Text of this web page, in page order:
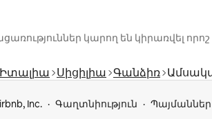
կարող են կիրառվել
Իտալիա Սիցիլիա Գանձիռ
Inc. Գաղտնիություն Պայմաններ